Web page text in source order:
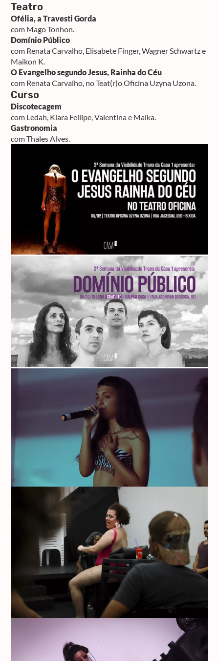
Teatro
Ofélia, a Travesti Gorda
com Mago Tonhon.
Domínio Público
com Renata Carvalho, Elisabete Finger, Wagner Schwartz e
Maikon K.
O Evangelho segundo Jesus, Rainha do Céu
com Renata Carvalho, no Teat(r)o Oficina Uzyna Uzona.
Curso
Discotecagem
com Ledah, Kiara Fellipe, Valentina e Malka.
Gastronomia
com Thales Alves.